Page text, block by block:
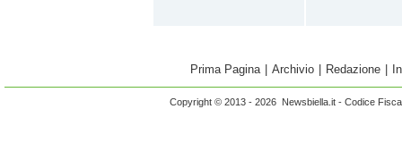
Prima Pagina Archivio Redazione
Copyright © 2013 - 2026 Newsbiella.it - Codice